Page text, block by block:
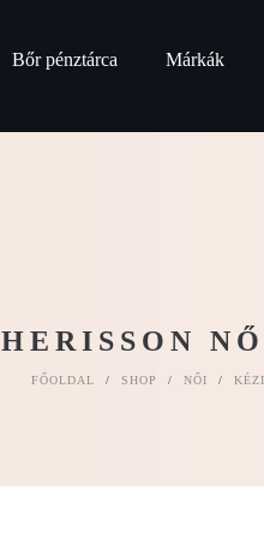
Bőr pénztárca Márkák
HERISSON
FŐOLDAL / SHOP / NŐI /